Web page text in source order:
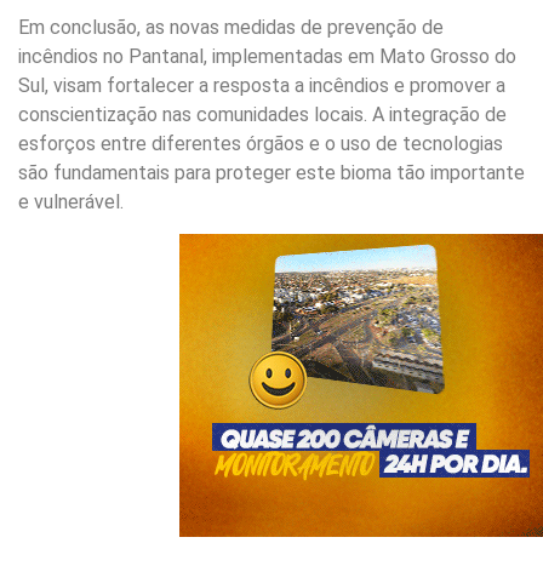
Em conclusão, as novas medidas de prevenção de
incêndios no Pantanal, implementadas em Mato Grosso do
Sul, visam fortalecer a resposta a incêndios e promover a
conscientização nas comunidades locais. A integração de
esforços entre diferentes órgãos e o uso de tecnologias
são fundamentais para proteger este bioma tão importante
e vulnerável.